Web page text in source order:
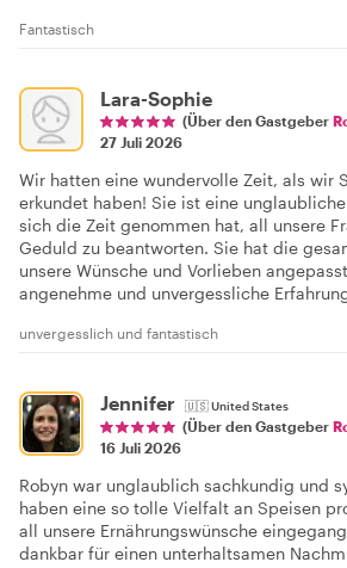
Fantastisch
Lara-Sophie
(Über den Gastgeber
27 Juli 2026
Wir hatten eine wundervolle Zeit, als wir
erkundet haben! Sie ist eine
sich die Zeit genommen hat, all unsere
Geduld zu beantworten. Sie hat die
unsere Wünsche und Vorlieben
angenehme und unvergessliche
unvergesslich und fantastisch
Jennifer 🇺🇸United States
(Über den Gastgeber
16 Juli 2026
Robyn war unglaublich sachkundig und
haben eine so tolle Vielfalt an Speisen
all unsere Ernährungswünsche
dankbar für einen unterhaltsamen